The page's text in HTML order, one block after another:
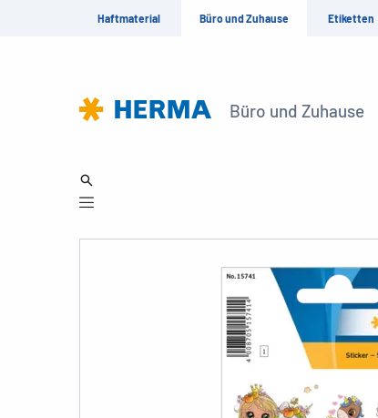
Haftmaterial Büro und Zuhause Etiketten
Büro und Zuhause